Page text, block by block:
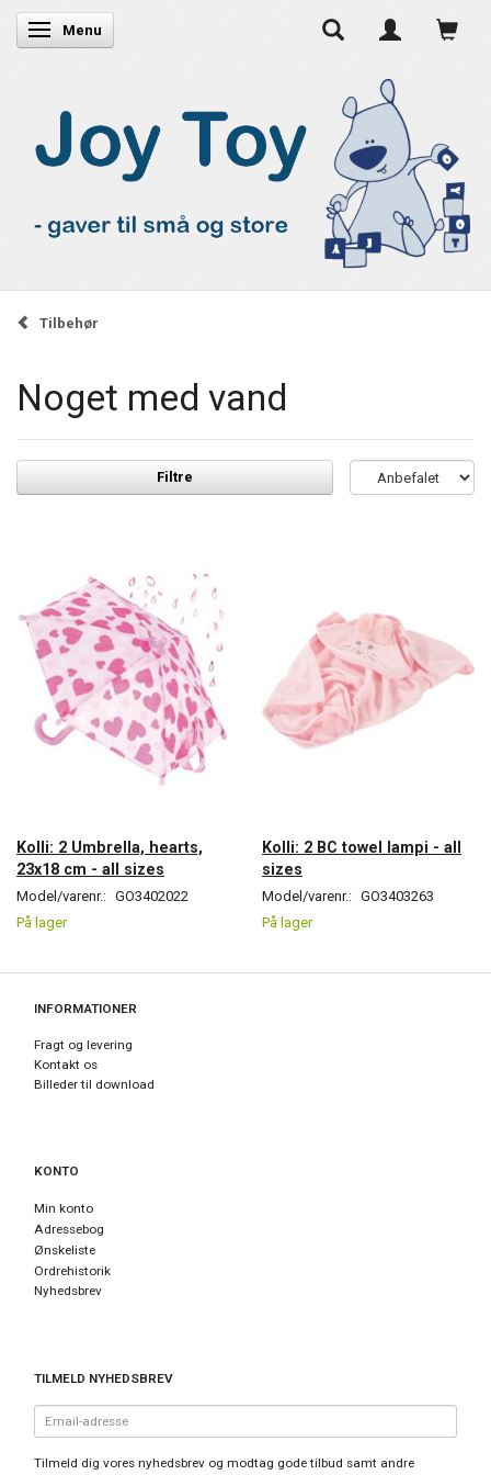
Skifte navigation
Menu
Tilbehør
Noget med vand
Filtre
Kolli: 2 Umbrella, hearts,
23x18 cm - all sizes
Model/varenr.: GO3402022
På lager
Kolli: 2 BC towel lampi - all
sizes
Model/varenr.: GO3403263
På lager
INFORMATIONER
Fragt og levering
Kontakt os
Billeder til download
KONTO
Min konto
Adressebog
Ønskeliste
Ordrehistorik
Nyhedsbrev
TILMELD NYHEDSBREV
adresse
Tilmeld dig vores nyhedsbrev og modtag gode tilbud samt andre